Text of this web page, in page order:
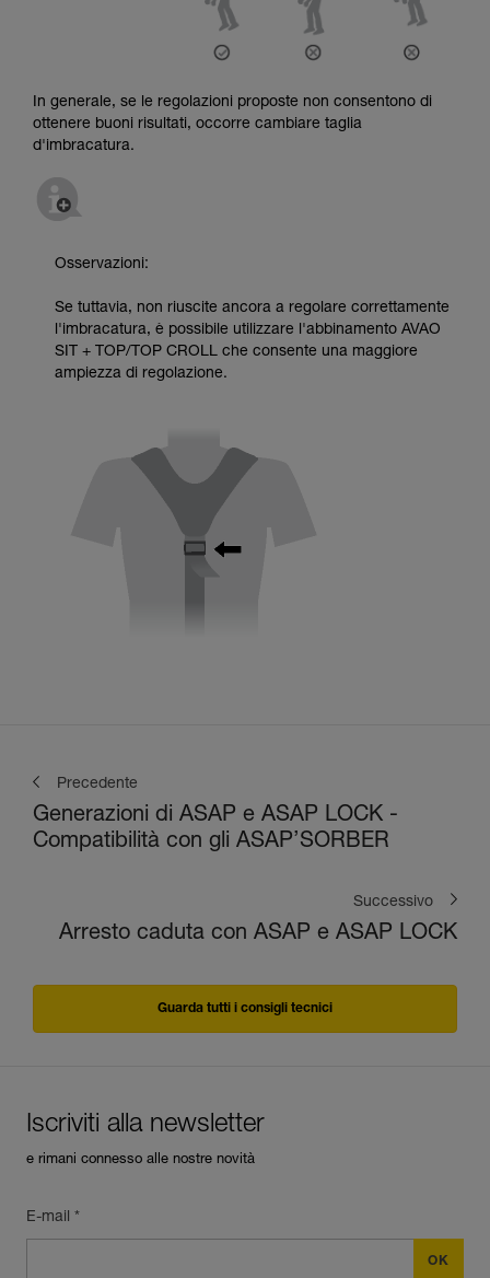
In generale, se le regolazioni proposte non consentono di
ottenere buoni risultati, occorre cambiare taglia
d'imbracatura.
Osservazioni:
Se tuttavia, non riuscite ancora a regolare correttamente
l'imbracatura, è possibile utilizzare l'abbinamento AVAO
SIT + TOP/TOP CROLL che consente una maggiore
ampiezza di regolazione.
Precedente
Generazioni di ASAP e ASAP LOCK -
Compatibilità con gli ASAP’SORBER
Successivo
Arresto caduta con ASAP e ASAP LOCK
Guarda tutti i consigli tecnici
Iscriviti alla newsletter
e rimani connesso alle nostre novità
E-mail *